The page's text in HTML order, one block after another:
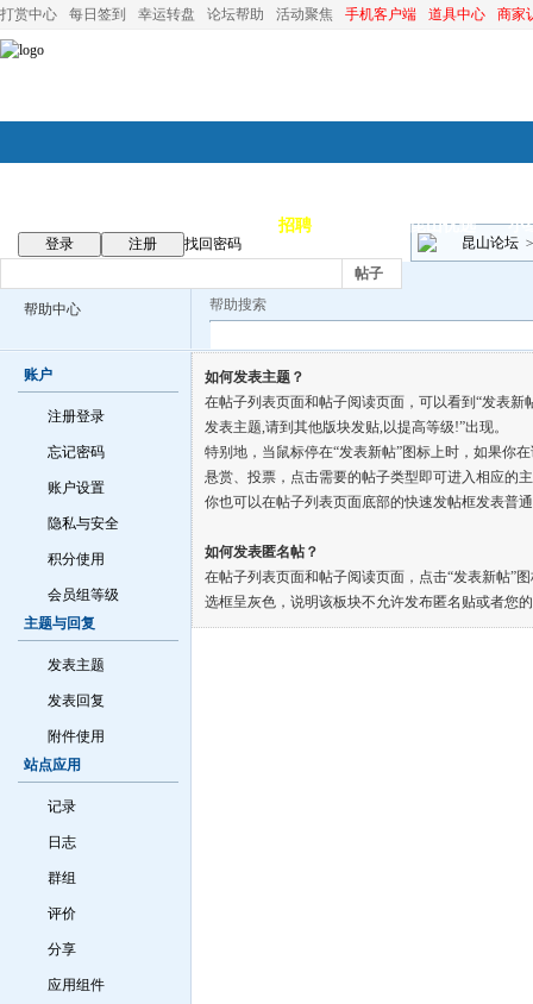
打赏中心 每日签到 幸运转盘 论坛帮助 活动聚焦 手机客户端 道具中心 商家
招聘 昆山优选 小
登录 注册
找回密码
帖子
昆山论坛 >
帮助中心 帮助搜索
账户
注册登录
忘记密码
账户设置
隐私与安全
积分使用
会员组等级
主题与回复
发表主题
发表回复
附件使用
站点应用
记录
日志
群组
评价
分享
应用组件
如何发表主题？
在帖子列表页面和帖子阅读页面，可以看到“发表
发表主题,请到其他版块发贴,以提高等级!”出现。
特别地，当鼠标停在“发表新帖”图标上时，如果你
悬赏、投票，点击需要的帖子类型即可进入相应的
你也可以在帖子列表页面底部的快速发帖框发表普
如何发表匿名帖？
在帖子列表页面和帖子阅读页面，点击“发表新帖”
选框呈灰色，说明该板块不允许发布匿名贴或者您